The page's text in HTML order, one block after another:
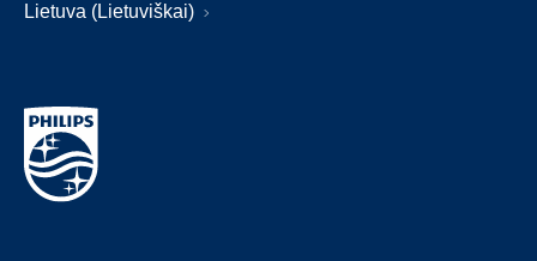
Lietuva (Lietuviškai)